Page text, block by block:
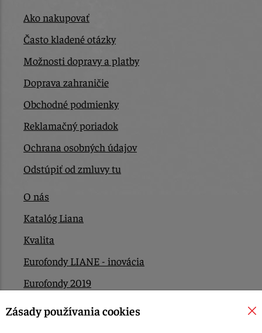
Ako nakupovať
Často kladené otázky
Možnosti dopravy a platby
Doprava zahraničie
Obchodné podmienky
Reklamačný poriadok
Ochrana osobných údajov
Odstúpiť od zmluvy tu
O nás
Katalóg Liana
Kvalita
Eurofondy LIANE - inovácia
Eurofondy 2019
Eurofondy 2022/2023
Zásady používania cookies